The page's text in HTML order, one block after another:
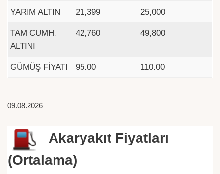
YARIM ALTIN 21,399 25,000
TAM CUMH.
ALTINI
42,760 49,800
GÜMÜŞ FİYATI 95.00 110.00
09.08.2026
Akaryakıt Fiyatları
(Ortalama)